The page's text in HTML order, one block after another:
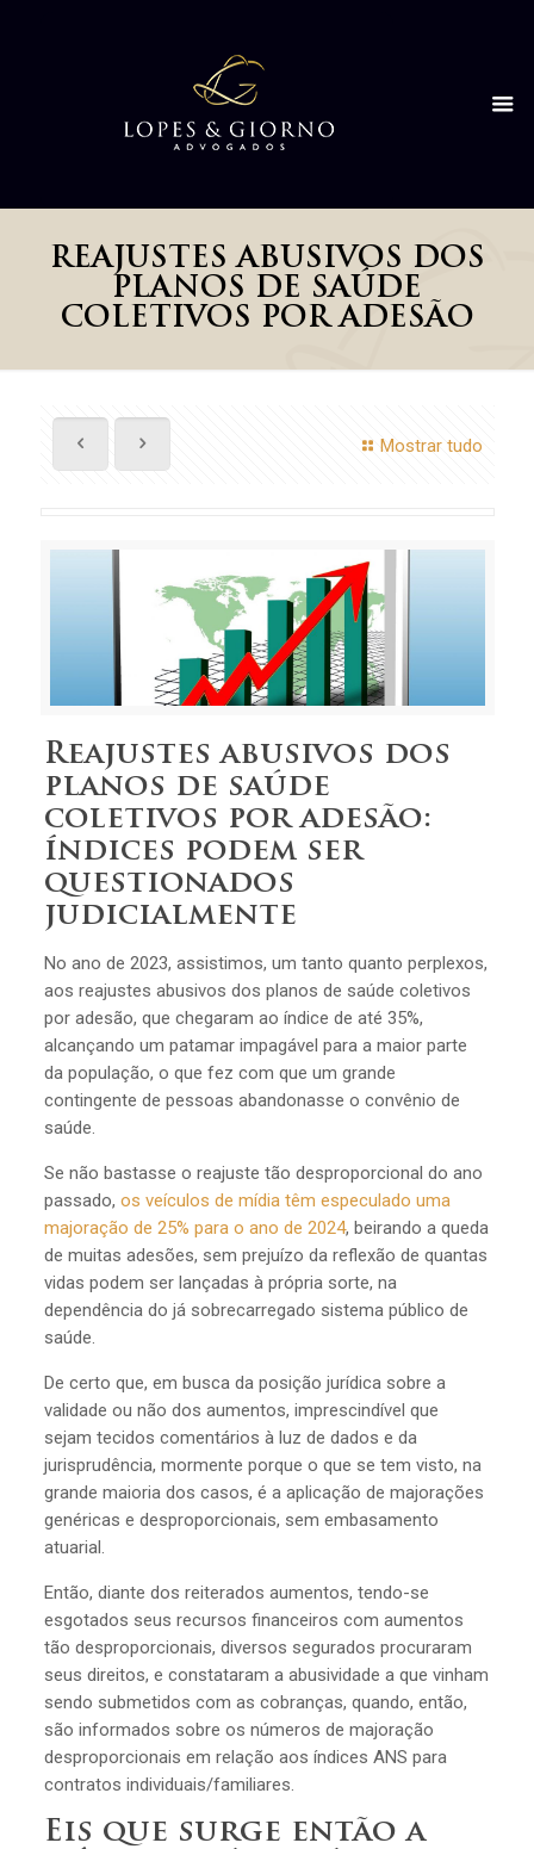
REAJUSTES ABUSIVOS DOS
PLANOS DE SAÚDE
COLETIVOS POR ADESÃO
Mostrar tudo
Reajustes abusivos dos
planos de saúde
coletivos por adesão:
índices podem ser
questionados
judicialmente
No ano de 2023, assistimos, um tanto quanto perplexos,
aos reajustes abusivos dos planos de saúde coletivos
por adesão, que chegaram ao índice de até 35%,
alcançando um patamar impagável para a maior parte
da população, o que fez com que um grande
contingente de pessoas abandonasse o convênio de
saúde.
Se não bastasse o reajuste tão desproporcional do ano
passado,os veículos de mídia têm especulado uma
majoração de 25% para o ano de 2024, beirando a queda
de muitas adesões, sem prejuízo da reflexão de quantas
vidas podem ser lançadas à própria sorte, na
dependência do já sobrecarregado sistema público de
saúde.
De certo que, em busca da posição jurídica sobre a
validade ou não dos aumentos, imprescindível que
sejam tecidos comentários à luz de dados e da
jurisprudência, mormente porque o que se tem visto, na
grande maioria dos casos, é a aplicação de majorações
genéricas e desproporcionais, sem embasamento
atuarial.
Então, diante dos reiterados aumentos, tendo-se
esgotados seus recursos financeiros com aumentos
tão desproporcionais, diversos segurados procuraram
seus direitos, e constataram a abusividade a que vinham
sendo submetidos com as cobranças, quando, então,
são informados sobre os números de majoração
desproporcionais em relação aos índices ANS para
contratos individuais/familiares.
Eis que surge então a